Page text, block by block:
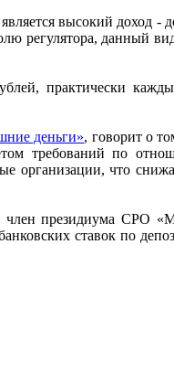
высокий доход -
данный вид
практически
деньги», говорит о
требований по
организации, что
член президиума СРО
ставок по